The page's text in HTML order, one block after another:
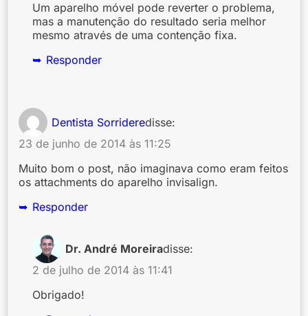
Um aparelho móvel pode reverter o problema,
mas a manutenção do resultado seria melhor
mesmo através de uma contenção fixa.
Responder
Dentista Sorrideredisse:
23 de junho de 2014 às 11:25
Muito bom o post, não imaginava como eram feitos
os attachments do aparelho invisalign.
Responder
Dr. André Moreiradisse:
2 de julho de 2014 às 11:41
Obrigado!